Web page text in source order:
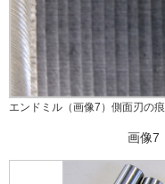
エンドミル（画像7）側面刃の痕
画像7